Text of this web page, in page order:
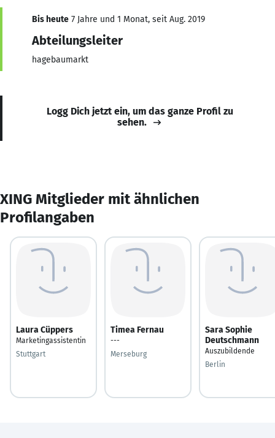
Bis heute 7 Jahre und 1 Monat, seit Aug. 2019
Abteilungsleiter
hagebaumarkt
Logg Dich jetzt ein, um das ganze Profil zu
sehen.
XING Mitglieder mit ähnlichen
Profilangaben
Laura Cüppers
Marketingassistentin
Stuttgart
Timea Fernau
---
Merseburg
Sara Sophie
Deutschmann
Auszubildende
Berlin